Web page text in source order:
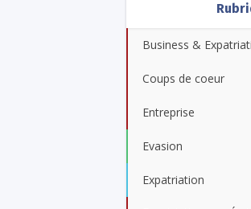
Business &
Coups de coeur
Entreprise
Evasion
Expatriation